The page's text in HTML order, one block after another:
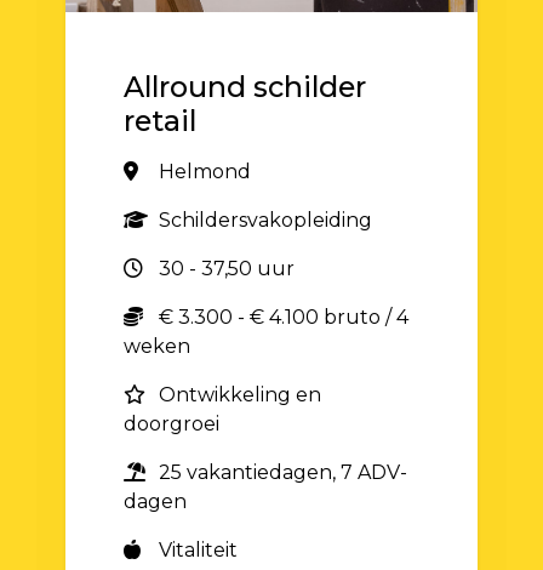
Allround schilder
retail
Helmond
Schildersvakopleiding
30 - 37,50 uur
€ 3.300 - € 4.100 bruto / 4
weken
Ontwikkeling en
doorgroei
25 vakantiedagen, 7 ADV-
dagen
Vitaliteit